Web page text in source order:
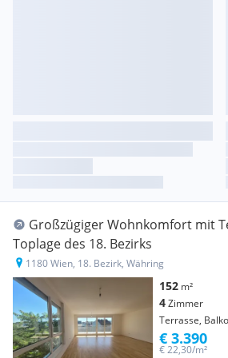
Großzügiger Wohnkomfort mit
Toplage des 18. Bezirks
1180 Wien, 18. Bezirk, Währing
152 m²
4Zimmer
Terrasse,
€ 22,30/m²
€ 3.390